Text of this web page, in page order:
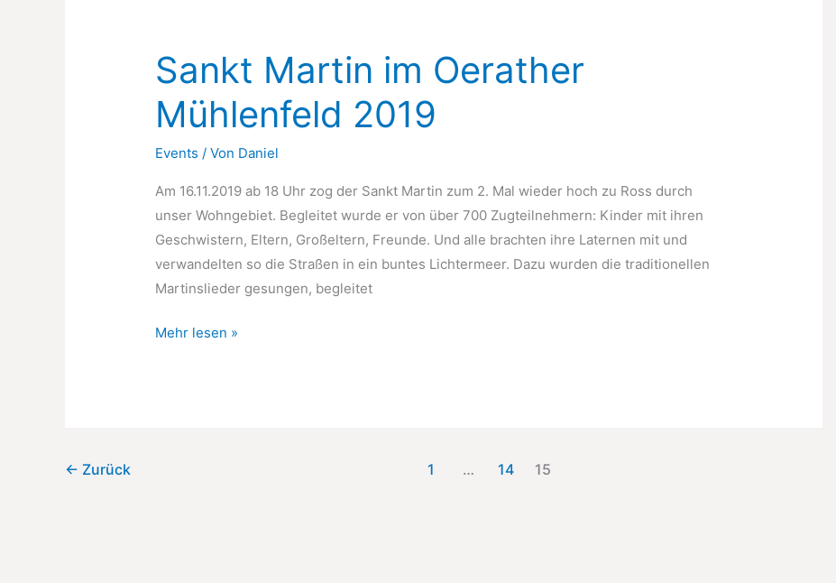
Sankt Martin im Oerather
Mühlenfeld 2019
Events / Von Daniel
Am 16.11.2019 ab 18 Uhr zog der Sankt Martin zum 2. Mal wieder hoch zu Ross durch
unser Wohngebiet. Begleitet wurde er von über 700 Zugteilnehmern: Kinder mit ihren
Geschwistern, Eltern, Großeltern, Freunde. Und alle brachten ihre Laternen mit und
verwandelten so die Straßen in ein buntes Lichtermeer. Dazu wurden die traditionellen
Martinslieder gesungen, begleitet
Sankt
Mehr lesen »
← Zurück 1 … 14 15